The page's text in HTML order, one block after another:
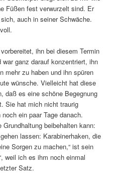
Füßen fest verwurzelt sind. Er
auch in seiner Schwäche.
ihn bei diesem Termin
ganz darauf konzentriert, ihn
mehr zu haben und ihn spüren
wünsche. Vielleicht hat diese
daß es eine schöne Begegnung
Sie hat mich nicht traurig
ein paar Tage danach.
beibehalten kann:
lassen: Karabinerhaken, die
Sorgen zu machen,“ ist sein
weil ich es ihm noch einmal
Satz.